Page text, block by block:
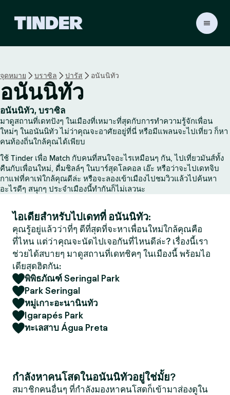
ก
d
e
จุดหมาย บราซิล ปารัส อนันนิทัว
อนันนิทัว
อนันนิทัว, บราซิล
มาดูสถานที่เดทปังๆ ในเมืองที่เหมาะที่สุดกับการทำความรู้จักเพื่อน
ใหม่ๆ ในอนันนิทัว ไม่ว่าคุณจะอาศัยอยู่ที่นี่ หรือมีแพลนจะไปเที่ยว ก็หา
คนท้องถิ่นใกล้คุณได้เพียบ
ใช้ Tinder เพื่อ Match กับคนที่สนใจอะไรเหมือนๆ กัน, ไปเที่ยวมันส์ทั้ง
คืนกับเพื่อนใหม่, ดื่มชิลล์ๆ ในบาร์สุดโลคอล เอ๊ะ หรือว่าจะไปเดทจิบ
กาแฟที่คาเฟ่ใกล้คุณดีล่ะ หรือจะลองเข้าเมืองไปชมวิวแล้วไปค้นหา
อะไรดีๆ สนุกๆ ประจำเมืองนี้ทำกันก็ไม่เลวนะ
ไอเดียสำหรับไปเดทที่ อนันนิทัว:
คุณรู้อยู่แล้วว่าที่ๆ ดีที่สุดที่จะหาเพื่อนใหม่ใกล้คุณคือ
ที่ไหน แต่ว่าคุณจะนัดไปเจอกันที่ไหนดีล่ะ? เรื่องนี้เรา
ช่วยได้สบายๆ มาดูสถานที่เดทชิคๆ ในเมืองนี้ พร้อมไอ
เดียสุดฮิตกัน:
พิพิธภัณฑ์ Seringal Park
Park Seringal
หมู่เกาะอะนานินทัว
Igarapés Park
ทะเลสาบ Água Preta
กำลังหาคนโสดในอนันนิทัวอยู่ใช่มั้ย?
สมาชิกคนอื่นๆ ที่กำลังมองหาคนโสดก็เข้ามาส่องดูใน